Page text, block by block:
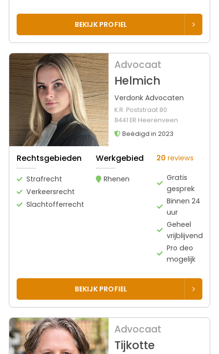
BEKIJK PROFIEL
Advocaat
Helmich
Verdonk Advocaten
K.R. Poststraat 80
8441 ER Heerenveen
Beëdigd in 2023
Rechtsgebieden
Strafrecht
Verkeersrecht
Slachtofferrecht
Werkgebied
Rhenen
20 reviews
Gratis
gesprek
Binnen 24
uur
Geheel
vrijblijvend
Pro deo
mogelijk
BEKIJK PROFIEL
Advocaat
Tijkotte